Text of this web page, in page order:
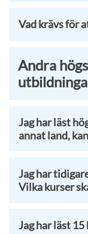
Vad krävs för
Andra
Jag har läst
annat land,
Jag har
Vilka kurser
Jag har läst